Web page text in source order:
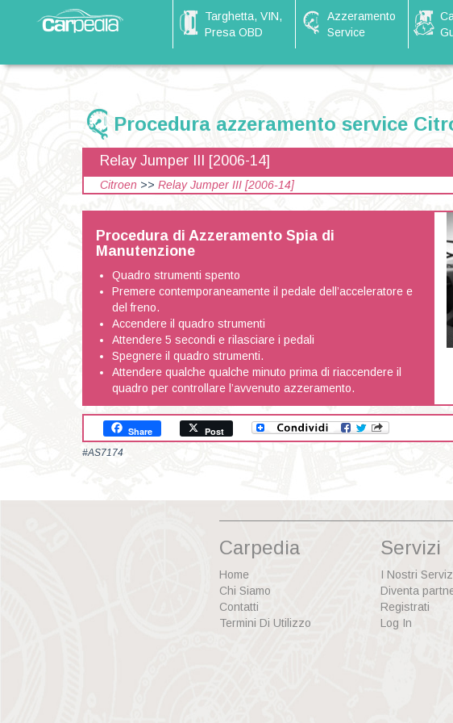
Targhetta, VIN,
Presa OBD
Azzeramento
Service
Procedura azzeramento service
Relay Jumper III [2006-14]
Citroen >> Relay Jumper III [2006-14]
Procedura di Azzeramento Spia di
Manutenzione
Quadro strumenti spento
Premere contemporaneamente il pedale dell’acceleratore e
del freno.
Accendere il quadro strumenti
Attendere 5 secondi e rilasciare i pedali
Spegnere il quadro strumenti.
Attendere qualche qualche minuto prima di riaccendere il
quadro per controllare l’avvenuto azzeramento.
Share Post
#AS7174
Carpedia
Home
Chi Siamo
Contatti
Termini Di Utilizzo
Servizi
I Nostri
Diventa
Registrati
Log In